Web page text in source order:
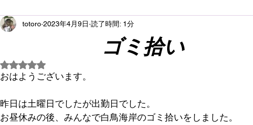
ゴミ拾い
totoro 2023年4月9日 読了時間: 1分
5つ星のうちNaNと評価されています。
おはようございます。
昨日は土曜日でしたが出勤日でした。
お昼休みの後、みんなで白鳥海岸のゴミ拾いをしました。